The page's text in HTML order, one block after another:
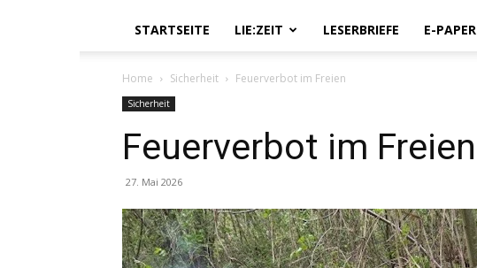
STARTSEITE LIE:ZEIT LESERBRIEFE E-PAPER
Home Sicherheit Feuerverbot im Freien
Sicherheit
Feuerverbot im Freien
27. Mai 2026